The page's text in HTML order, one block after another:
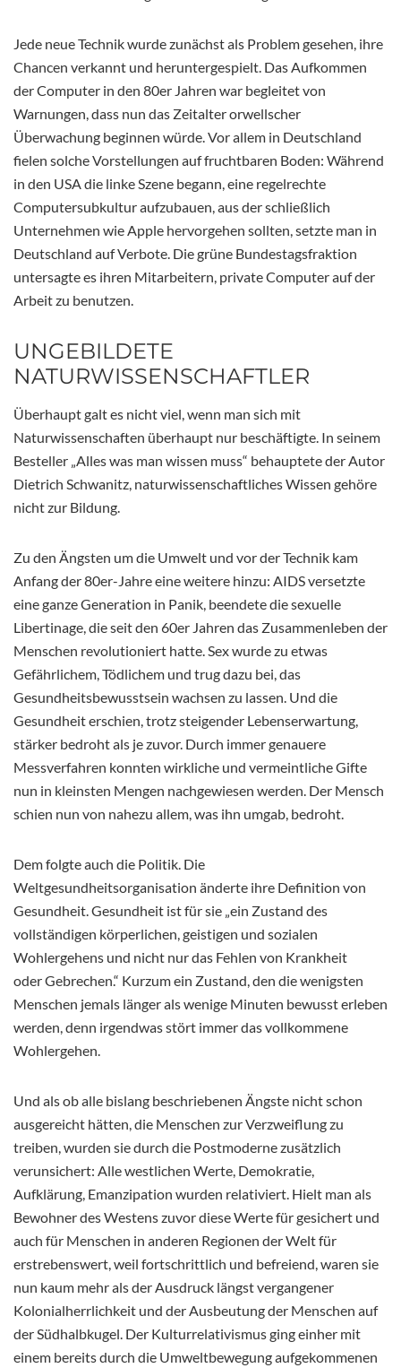
Jede neue Technik wurde zunächst als Problem gesehen, ihre
Chancen verkannt und heruntergespielt. Das Aufkommen
der Computer in den 80er Jahren war begleitet von
Warnungen, dass nun das Zeitalter orwellscher
Überwachung beginnen würde. Vor allem in Deutschland
fielen solche Vorstellungen auf fruchtbaren Boden: Während
in den USA die linke Szene begann, eine regelrechte
Computersubkultur aufzubauen, aus der schließlich
Unternehmen wie Apple hervorgehen sollten, setzte man in
Deutschland auf Verbote. Die grüne Bundestagsfraktion
untersagte es ihren Mitarbeitern, private Computer auf der
Arbeit zu benutzen.
UNGEBILDETE
NATURWISSENSCHAFTLER
Überhaupt galt es nicht viel, wenn man sich mit
Naturwissenschaften überhaupt nur beschäftigte. In seinem
Besteller „Alles was man wissen muss“ behauptete der Autor
Dietrich Schwanitz, naturwissenschaftliches Wissen gehöre
nicht zur Bildung.
Zu den Ängsten um die Umwelt und vor der Technik kam
Anfang der 80er-Jahre eine weitere hinzu: AIDS versetzte
eine ganze Generation in Panik, beendete die sexuelle
Libertinage, die seit den 60er Jahren das Zusammenleben der
Menschen revolutioniert hatte. Sex wurde zu etwas
Gefährlichem, Tödlichem und trug dazu bei, das
Gesundheitsbewusstsein wachsen zu lassen. Und die
Gesundheit erschien, trotz steigender Lebenserwartung,
stärker bedroht als je zuvor. Durch immer genauere
Messverfahren konnten wirkliche und vermeintliche Gifte
nun in kleinsten Mengen nachgewiesen werden. Der Mensch
schien nun von nahezu allem, was ihn umgab, bedroht.
Dem folgte auch die Politik. Die
Weltgesundheitsorganisation änderte ihre Definition von
Gesundheit. Gesundheit ist für sie „ein Zustand des
vollständigen körperlichen, geistigen und sozialen
Wohlergehens und nicht nur das Fehlen von Krankheit
oder Gebrechen.“ Kurzum ein Zustand, den die wenigsten
Menschen jemals länger als wenige Minuten bewusst erleben
werden, denn irgendwas stört immer das vollkommene
Wohlergehen.
Und als ob alle bislang beschriebenen Ängste nicht schon
ausgereicht hätten, die Menschen zur Verzweiflung zu
treiben, wurden sie durch die Postmoderne zusätzlich
verunsichert: Alle westlichen Werte, Demokratie,
Aufklärung, Emanzipation wurden relativiert. Hielt man als
Bewohner des Westens zuvor diese Werte für gesichert und
auch für Menschen in anderen Regionen der Welt für
erstrebenswert, weil fortschrittlich und befreiend, waren sie
nun kaum mehr als der Ausdruck längst vergangener
Kolonialherrlichkeit und der Ausbeutung der Menschen auf
der Südhalbkugel. Der Kulturrelativismus ging einher mit
einem bereits durch die Umweltbewegung aufgekommenen